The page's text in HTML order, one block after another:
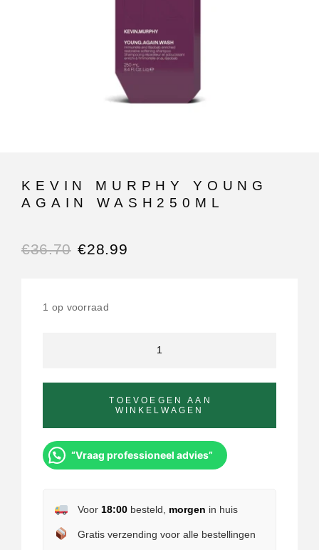
KEVIN MURPHY YOUNG
AGAIN WASH250ML
€36.70 €28.99
1 op voorraad
TOEVOEGEN AAN
WINKELWAGEN
“Vraag professioneel advies”
Voor 18:00besteld, morgen in huis
Gratis verzending voor alle bestellingen